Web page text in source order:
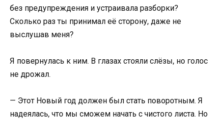
без предупреждения и устраивала разборки?
Сколько раз ты принимал её сторону, даже не
выслушав меня?
Я повернулась к ним. В глазах стояли слёзы, но голос
не дрожал.
— Этот Новый год должен был стать поворотным. Я
надеялась, что мы сможем начать с чистого листа. Но